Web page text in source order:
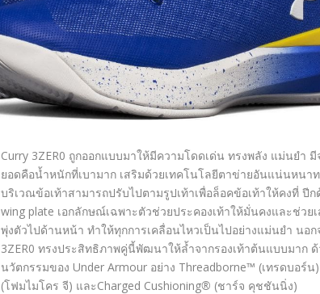
Curry 3ZER0 ถูกออกแบบมาให้มีความโดดเด่น ทรงพลัง แม่นยำ
ยอดคือน้ำหนักที่เบามาก เสริมด้วยเทคโนโลยีตาข่ายอันแน่นหนา
บริเวณข้อเท้าสามารถปรับไปตามรูปเท้าเพื่อล็อคข้อเท้าให้คงที่ ปี
wing plate เอกลักษณ์เฉพาะตัวช่วยประคองเท้าให้มั่นคงและช่วย
พุ่งตัวไปด้านหน้า ทำให้ทุกการเคลื่อนไหวเป็นไปอย่างแม่นยำ นอก
3ZER0 ทรงประสิทธิภาพคู่นี้พัฒนาให้ล้ำจากรองเท้าต้นแบบมาก
นวัตกรรมของ Under Armour อย่าง Threadborne™ (เทรดบอร์น
(โฟมไมโคร จี) และCharged Cushioning® (ชาร์จ คุชชันนิ่ง)